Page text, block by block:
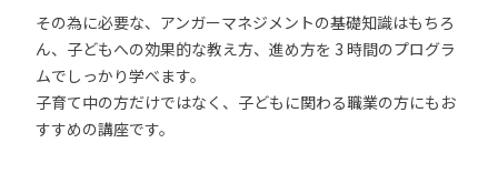
その為に必要な、アンガーマネジメントの基礎知識はもちろ
ん、子どもへの効果的な教え方、進め方を 3 時間のプログラ
ムでしっかり学べます。
子育て中の方だけではなく、子どもに関わる職業の方にもお
すすめの講座です。